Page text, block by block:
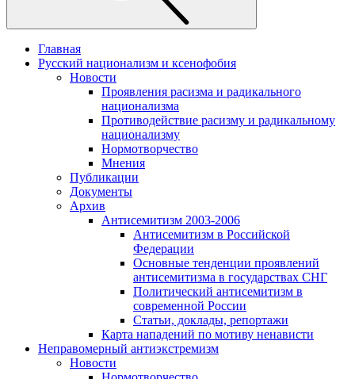
Главная
Русский национализм и ксенофобия
Новости
Проявления расизма и радикального
национализма
Противодействие расизму и радикальному
национализму
Нормотворчество
Мнения
Публикации
Документы
Архив
Антисемитизм 2003-2006
Антисемитизм в Российской
Федерации
Основные тенденции проявлений
антисемитизма в государствах СНГ
Политический антисемитизм в
современной России
Статьи, доклады, репортажи
Карта нападений по мотиву ненависти
Неправомерный антиэкстремизм
Новости